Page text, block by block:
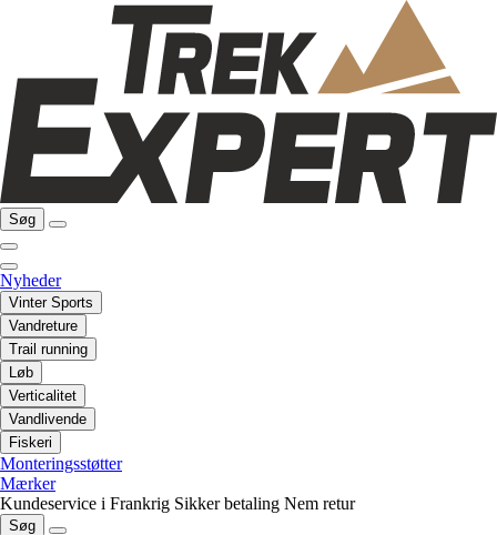
Søg
Nyheder
Vinter Sports
Vandreture
Trail running
Løb
Verticalitet
Vandlivende
Fiskeri
Monteringsstøtter
Mærker
Kundeservice i Frankrig Sikker betaling Nem retur
Søg